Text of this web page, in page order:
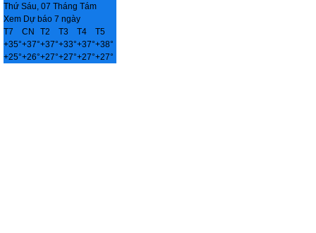
Thứ Sáu, 07 Tháng Tám
Xem Dự báo 7 ngày
T7
CN T2 T3 T4
T5
+35°+37°+37°+33°+37°+38°
+25°+26°+27°+27°+27°+27°